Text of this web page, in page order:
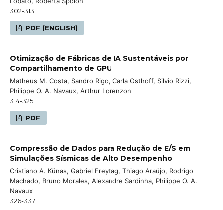
302-313
PDF (ENGLISH)
Otimização de Fábricas de IA Sustentáveis por
Compartilhamento de GPU
Matheus M. Costa, Sandro Rigo, Carla Osthoff, Silvio Rizzi,
Philippe O. A. Navaux, Arthur Lorenzon
314-325
PDF
Compressão de Dados para Redução de E/S em
Simulações Sísmicas de Alto Desempenho
Cristiano A. Künas, Gabriel Freytag, Thiago Araújo, Rodrigo
Machado, Bruno Morales, Alexandre Sardinha, Philippe O. A.
Navaux
326-337